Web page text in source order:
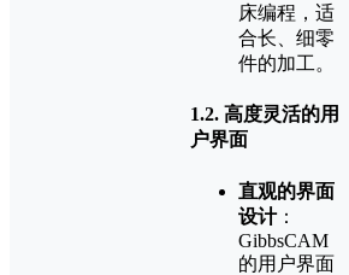
床编程，适
合长、细零
件的加工。
1.2. 高度灵活的用
户界面
直观的界面
设计：
GibbsCAM
的用户界面